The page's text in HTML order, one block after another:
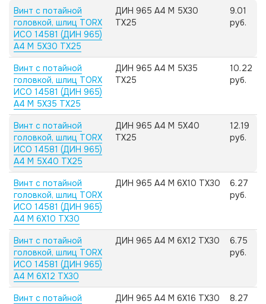
Винт с потайной
головкой, шлиц TORX
ИСО 14581 (ДИН 965)
А4 M 5X30 TX25
ДИН 965 А4 M 5X30
TX25
9.01
руб.
Винт с потайной
головкой, шлиц TORX
ИСО 14581 (ДИН 965)
А4 M 5X35 TX25
ДИН 965 А4 M 5X35
TX25
10.22
руб.
Винт с потайной
головкой, шлиц TORX
ИСО 14581 (ДИН 965)
А4 M 5X40 TX25
ДИН 965 А4 M 5X40
TX25
12.19
руб.
Винт с потайной
головкой, шлиц TORX
ИСО 14581 (ДИН 965)
А4 M 6X10 TX30
ДИН 965 А4 M 6X10 TX30
6.27
руб.
Винт с потайной
головкой, шлиц TORX
ИСО 14581 (ДИН 965)
А4 M 6X12 TX30
ДИН 965 А4 M 6X12 TX30
6.75
руб.
Винт с потайной
ДИН 965 А4 M 6X16 TX30
8.27